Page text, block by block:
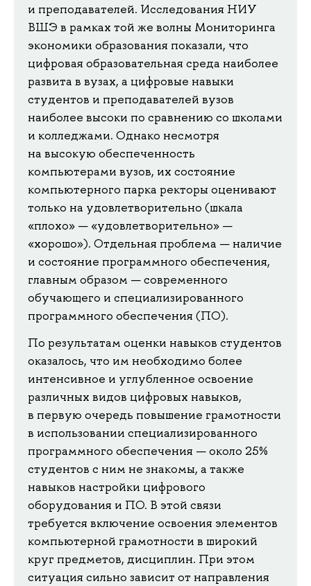
и преподавателей. Исследования НИУ
ВШЭ в рамках той же волны Мониторинга
экономики образования показали, что
цифровая образовательная среда наиболее
развита в вузах, а цифровые навыки
студентов и преподавателей вузов
наиболее высоки по сравнению со школами
и колледжами. Однако несмотря
на высокую обеспеченность
компьютерами вузов, их состояние
компьютерного парка ректоры оценивают
только на удовлетворительно (шкала
«плохо» — «удовлетворительно» —
«хорошо»). Отдельная проблема — наличие
и состояние программного обеспечения,
главным образом — современного
обучающего и специализированного
программного обеспечения (ПО).
По результатам оценки навыков студентов
оказалось, что им необходимо более
интенсивное и углубленное освоение
различных видов цифровых навыков,
в первую очередь повышение грамотности
в использовании специализированного
программного обеспечения — около 25%
студентов с ним не знакомы, а также
навыков настройки цифрового
оборудования и ПО. В этой связи
требуется включение освоения элементов
компьютерной грамотности в широкий
круг предметов, дисциплин. При этом
ситуация сильно зависит от направления